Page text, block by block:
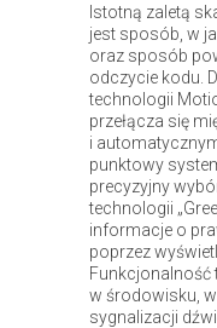
Istotną zaletą
jest sposób, w
oraz sposób
odczycie kodu.
technologii
przełącza się
i
punktowy
precyzyjny
technologii
informacje o
poprzez
Funkcjonalność
w środowisku,
sygnalizacji